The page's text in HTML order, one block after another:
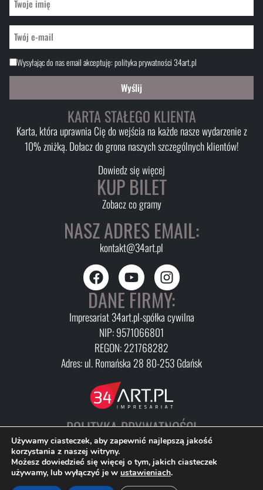
Wysyłając do nas email akceptuję:polityka prywatności 34art.pl
Wyślij
KARTA STAŁEGO KLIENTA
Karta, która uprawnia Cię do wejścia na każde nasze wydarzenie z
10% zniżką. Dołacz do grona naszych szczególnych klientów!
Dowiedz się więcej
KUP BILET
Zobacz co gramy
NASZ ADRES EMAIL:
kontakt@34art.pl
DANE FIRMY:
Impresariat 34art.pl-spółka cywilna
NIP: 9571066801
REGON: 221768282
Adres: ul. Romańska 28 80-253 Gdańsk
POLITYKA PRYWATNOŚCI
FAQ
Używamy ciasteczek, aby zapewnić najlepszą jakość
korzystania z naszej witryny.
Możesz dowiedzieć się więcej o tym, jakich ciasteczek
używamy, lub wyłączyć je w ustawieniach.